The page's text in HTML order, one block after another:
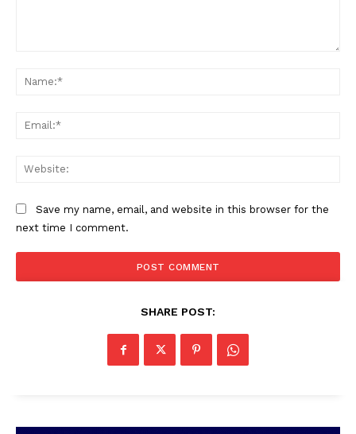
Save my name, email, and website in this browser for the
next time I comment.
SHARE POST: